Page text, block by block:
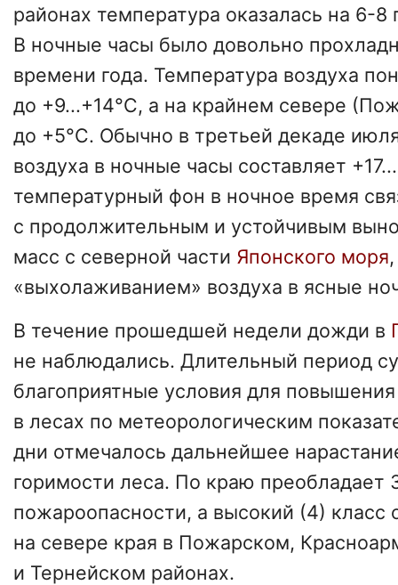
районах температура оказалась на 6-8
В ночные часы было довольно
времени года. Температура воздуха
до +9...+14°С, а на крайнем севере
до +5°С. Обычно в третьей декаде
воздуха в ночные часы составляет
температурный фон в ночное время
с продолжительным и устойчивым
масс с северной части Японского моря
«выхолаживанием» воздуха в ясные
В течение прошедшей недели дожди в
не наблюдались. Длительный период
благоприятные условия для
в лесах по метеорологическим
дни отмечалось дальнейшее
горимости леса. По краю преобладает
пожароопасности, а высокий (4) класс
на севере края в Пожарском,
и Тернейском районах.